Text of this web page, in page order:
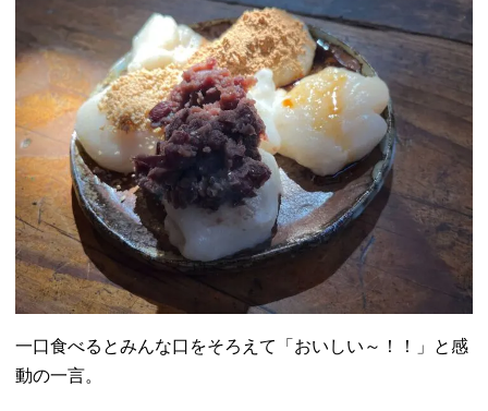
一口食べるとみんな口をそろえて「おいしい～！！」と感
動の一言。